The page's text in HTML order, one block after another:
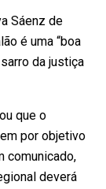
Sáenz de
é uma “boa
da justiça
que o
por objetivo
comunicado,
deverá